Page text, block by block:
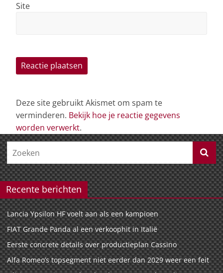
Site
Deze site gebruikt Akismet om spam te
verminderen. Bekijk hoe je reactie gegevens
worden verwerkt.
Recente berichten
Lancia Ypsilon HF voelt aan als een kampioen
FIAT Grande Panda al een verkoophit in Italië
Eerste concrete details over productieplan Cassino
Alfa Romeo’s topsegment niet eerder dan 2029 weer een feit